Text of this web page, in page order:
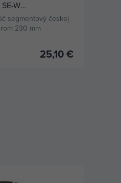
W
tehly, ľahší
segmentový českej
230 mm
25,10 €